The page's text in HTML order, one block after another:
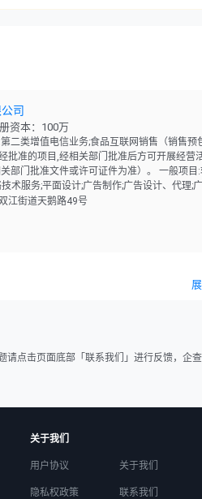
司
资本：100万
二类增值电信业务;食品互联网销售（销售预
批准的项目,经相关部门批准后方可开展经营
部门批准文件或许可证件为准）。 一般项目
术服务;平面设计;广告制作;广告设计、代理;广
电视台、报刊出版单位）;市场营销策划;图文设
江街道天鹅路49号
请点击页面底部「联系我们」进行反馈，企
关于我们
用户协议 关于我们
隐私权政策 联系我们